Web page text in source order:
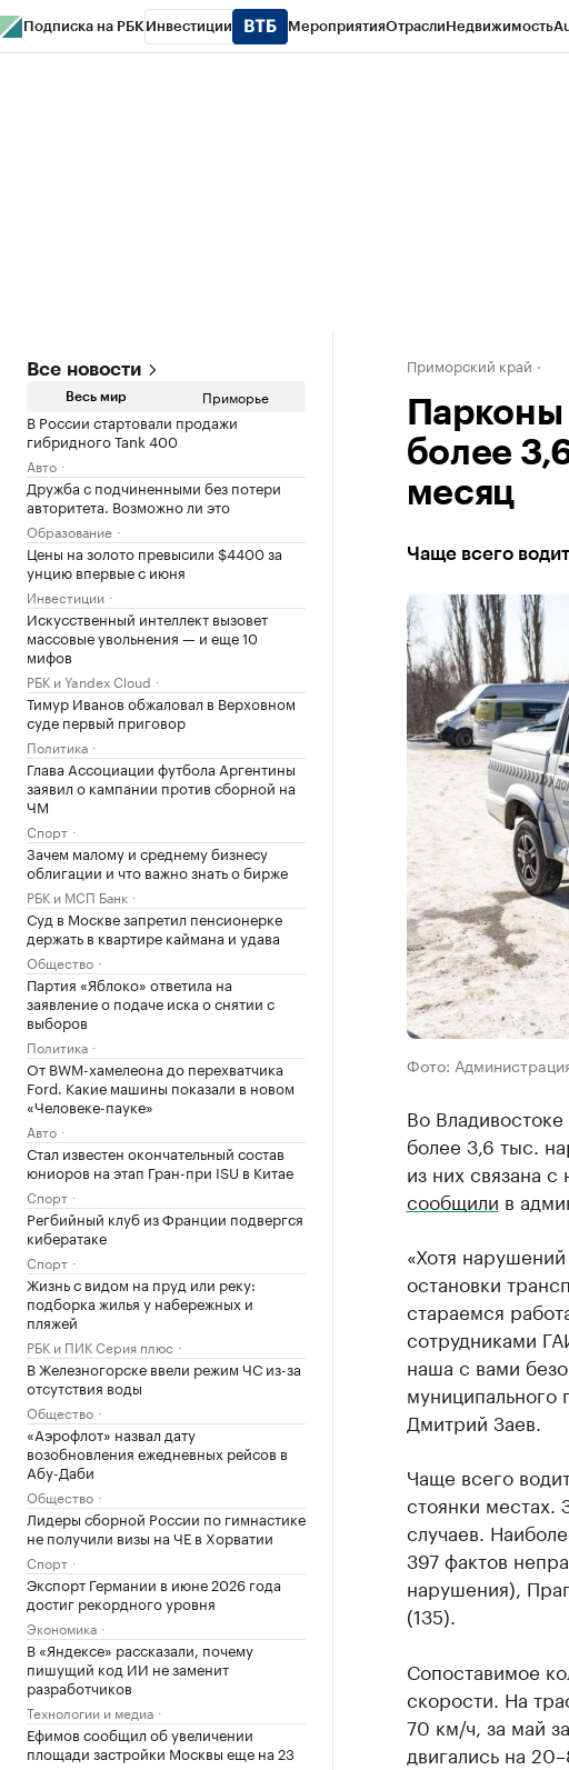
Подписка на РБК Инвестиции МероприятияОтраслиНедвижимость
Все новости
Весь мир Приморье
В России стартовали продажи
гибридного Tank 400
Авто
Дружба с подчиненными без потери
авторитета. Возможно ли это
Образование
Цены на золото превысили $4400 за
унцию впервые с июня
Инвестиции
Искусственный интеллект вызовет
массовые увольнения — и еще 10
мифов
РБК и Yandex Cloud
Тимур Иванов обжаловал в Верховном
суде первый приговор
Политика
Глава Ассоциации футбола Аргентины
заявил о кампании против сборной на
ЧМ
Спорт
Зачем малому и среднему бизнесу
облигации и что важно знать о бирже
РБК и МСП Банк
Суд в Москве запретил пенсионерке
держать в квартире каймана и удава
Общество
Партия «Яблоко» ответила на
заявление о подаче иска о снятии с
выборов
Политика
От BWM-хамелеона до перехватчика
Ford. Какие машины показали в новом
«Человеке-пауке»
Авто
Стал известен окончательный состав
юниоров на этап Гран-при ISU в Китае
Спорт
Регбийный клуб из Франции подвергся
кибератаке
Спорт
Жизнь с видом на пруд или реку:
подборка жилья у набережных и
пляжей
РБК и ПИК Серия плюс
В Железногорске ввели режим ЧС из-за
отсутствия воды
Общество
«Аэрофлот» назвал дату
возобновления ежедневных рейсов в
Абу-Даби
Общество
Лидеры сборной России по гимнастике
не получили визы на ЧЕ в Хорватии
Спорт
Экспорт Германии в июне 2026 года
достиг рекордного уровня
Экономика
В «Яндексе» рассказали, почему
пишущий код ИИ не заменит
разработчиков
Технологии и медиа
Ефимов сообщил об увеличении
площади застройки Москвы еще на 23
Приморский край
Парконы
более
месяц
Чаще всего
Фото:
Во
более 3,6 тыс.
из них связана
сообщили в
«Хотя
остановки
стараемся
сотрудниками
наша с вами
муниципального
Дмитрий Заев.
Чаще всего
стоянки местах.
случаев.
397 фактов
нарушения),
(135).
Сопоставимое
скорости. На
70 км/ч, за май
двигались на